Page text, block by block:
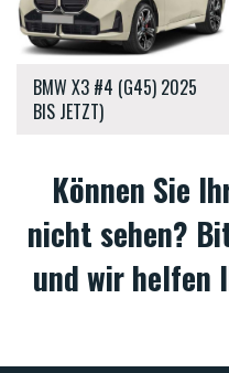
BMW X3 #4 (G45) 2025
BIS JETZT)
Können Sie
nicht sehen?
und wir helfen